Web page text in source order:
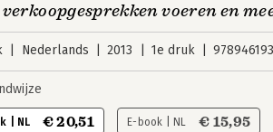
voeren en
Nederlands 2013 1e druk
| NL € 20,51 E-book | NL € 15,95